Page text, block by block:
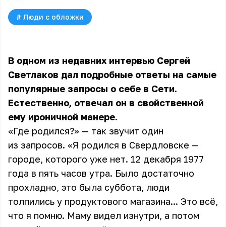
# Люди с обложки
В одном из недавних интервью Сергей
Светлаков дал подробные ответы на самые
популярные запросы о себе в Сети.
Естественно, отвечал он в свойственной
ему ироничной манере.
«Где родился?» — так звучит один
из запросов. «Я родился в Свердловске —
городе, которого уже нет. 12 декабря 1977
года в пять часов утра. Было достаточно
прохладно, это была суббота, люди
толпились у продуктового магазина... Это всё,
что я помню. Маму видел изнутри, а потом